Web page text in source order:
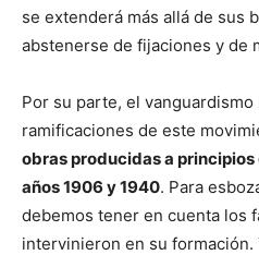
se extenderá más allá de sus
abstenerse de fijaciones y de
Por su parte, el
ramificaciones de este
obras producidas a
años 1906 y 1940. Para
debemos tener en cuenta los
intervinieron en su